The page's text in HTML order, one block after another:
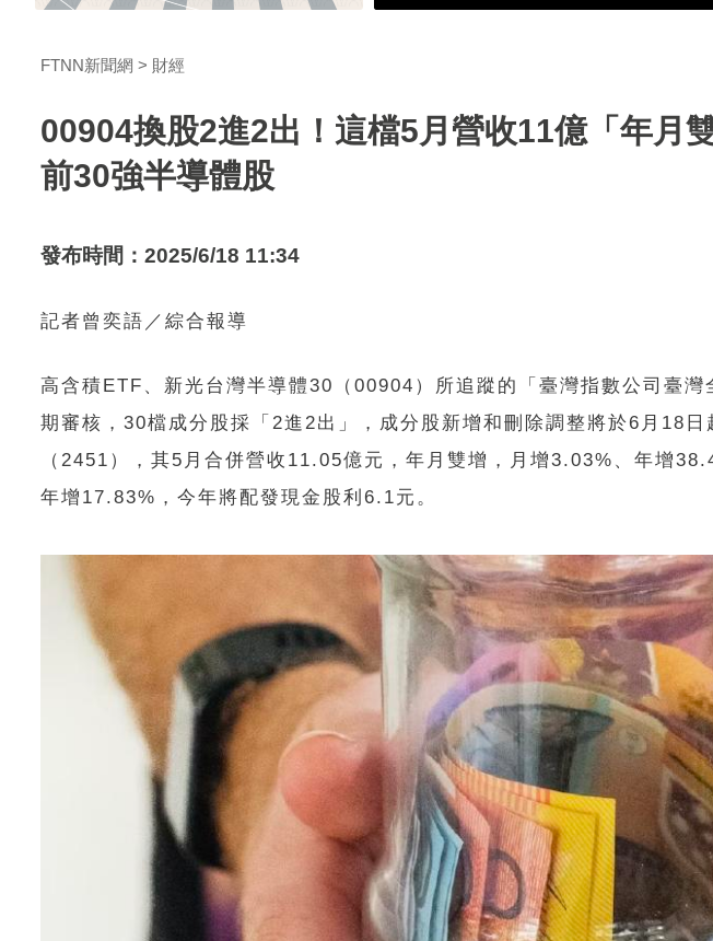
FTNN新聞網 財經
00904換股2進2出！這檔5月營收11億「年
前30強半導體股
發布時間：2025/6/18 11:34
記者曾奕語／綜合報導
高含積ETF、新光台灣半導體30（00904）所追蹤的「臺灣指數公司臺
期審核，30檔成分股採「2進2出」，成分股新增和刪除調整將於6月18
（2451），其5月合併營收11.05億元，年月雙增，月增3.03%、年增
年增17.83%，今年將配發現金股利6.1元。